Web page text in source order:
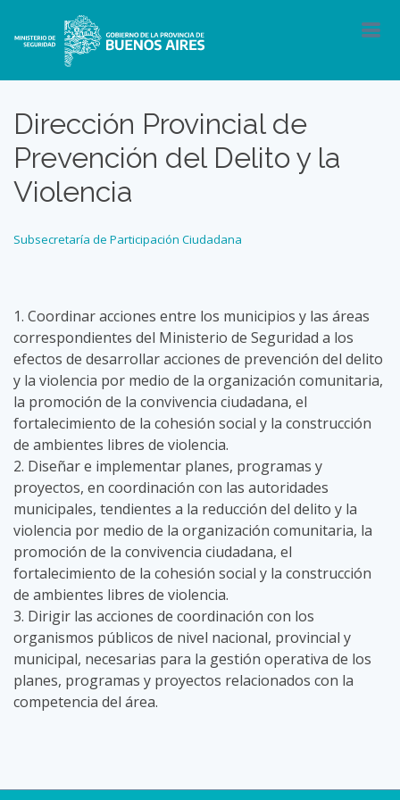
Dirección Provincial de
Prevención del Delito y la
Violencia
Subsecretaría de Participación Ciudadana
1. Coordinar acciones entre los municipios y las áreas
correspondientes del Ministerio de Seguridad a los
efectos de desarrollar acciones de prevención del delito
y la violencia por medio de la organización comunitaria,
la promoción de la convivencia ciudadana, el
fortalecimiento de la cohesión social y la construcción
de ambientes libres de violencia.
2. Diseñar e implementar planes, programas y
proyectos, en coordinación con las autoridades
municipales, tendientes a la reducción del delito y la
violencia por medio de la organización comunitaria, la
promoción de la convivencia ciudadana, el
fortalecimiento de la cohesión social y la construcción
de ambientes libres de violencia.
3. Dirigir las acciones de coordinación con los
organismos públicos de nivel nacional, provincial y
municipal, necesarias para la gestión operativa de los
planes, programas y proyectos relacionados con la
competencia del área.